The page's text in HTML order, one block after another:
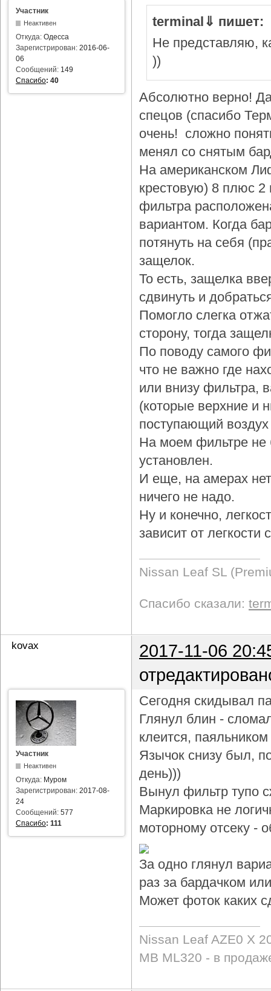
Участник
Неактивен
Откуда: Одесса
Зарегистрирован: 2016-06-
06
Сообщений: 149
Спасибо: 40
terminal⇓ пишет:
Не представляю,
))
Абсолютно верно!
спецов (спасибо
очень! сложно
менял со снятым
На американском
крестовую) 8 плюс 2
фильтра
вариантом. Когда
потянуть на себя
защелок.
То есть, защелка
сдвинуть и
Помогло слегка
сторону, тогда
По поводу самого
что не важно где
или внизу фильтра,
(которые верхние и
поступающий
На моем фильтре не
установлен.
И еще, на амерах
ничего не надо.
Ну и конечно,
зависит от
Nissan Leaf SL
Спасибо сказали:
kovax
2017-11-06
Участник
Неактивен
Откуда: Муром
Зарегистрирован: 2017-08-
24
Сообщений: 577
Спасибо: 111
Сегодня скидывал
Глянул блин -
клеится,
Язычок снизу был,
день)))
Вынул фильтр тупо
Маркировка не
моторному отсеку -
За одно глянул
раз за бардачком
Может фоток каких
Nissan Leaf AZE0 X
MB ML320 - в